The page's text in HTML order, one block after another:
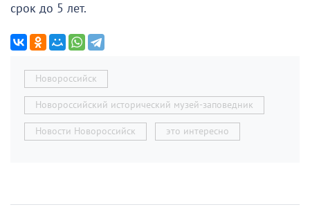
срок до 5 лет.
Новороссийск
Новороссийский исторический музей-заповедник
Новости Новороссийск это интересно